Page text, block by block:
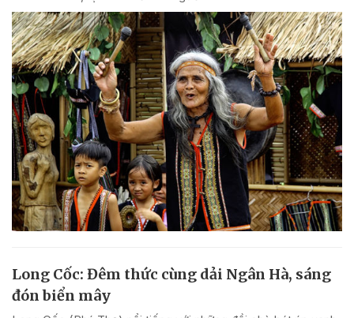
Long Cốc: Đêm thức cùng dải Ngân Hà, sáng
đón biển mây